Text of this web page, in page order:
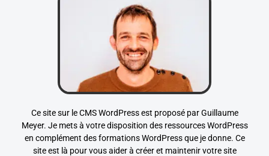
Ce site sur le CMS WordPress est proposé par Guillaume
Meyer. Je mets à votre disposition des ressources WordPress
en complément des formations WordPress que je donne. Ce
site est là pour vous aider à créer et maintenir votre site